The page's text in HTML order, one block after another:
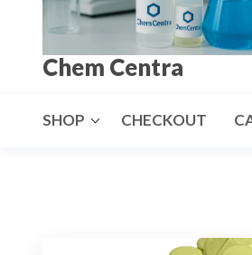
Chem Centra
SHOP CHECKOUT